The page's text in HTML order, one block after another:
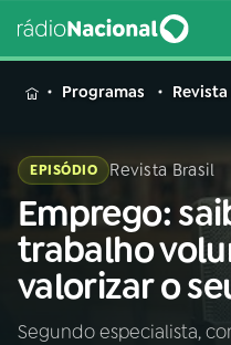
MENU
Buscar
na
Rádio
Nacional
Programas
EPISÓDIO Revista Brasil
Emprego:
trabalho
valorizar o
Segundo especialista,